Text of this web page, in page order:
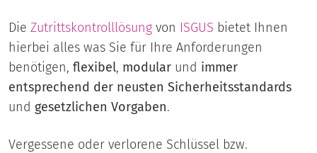
Die Zutrittskontrolllösung von ISGUS bietet Ihnen
hierbei alles was Sie für Ihre Anforderungen
benötigen, flexibel, modular und immer
entsprechend der neusten Sicherheitsstandards
und gesetzlichen Vorgaben.
Vergessene oder verlorene Schlüssel bzw.